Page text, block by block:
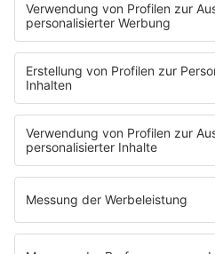
Newsletter
Jobs & Praktika
Pressekontakt
Presse & Downloads
Verkehr
Wetter
EMPFANG
Übersicht
radio.de